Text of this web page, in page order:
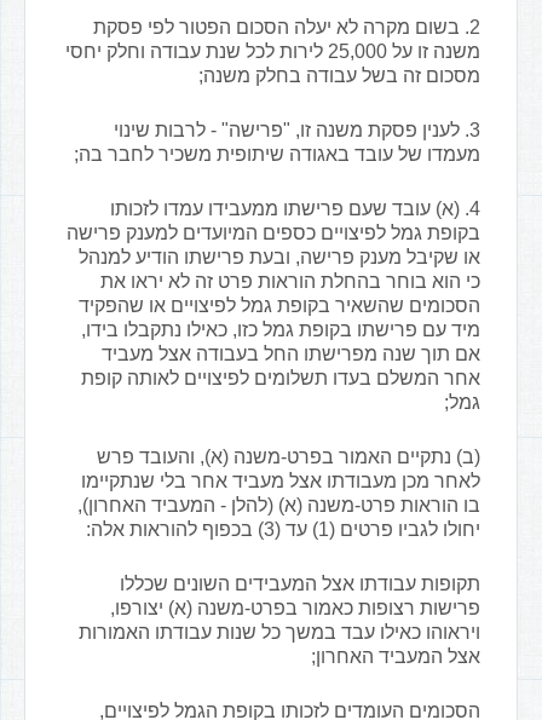
2. בשום מקרה לא יעלה הסכום הפטור לפי פסקת
משנה זו על 25,000 לירות לכל שנת עבודה וחלק יחסי
מסכום זה בשל עבודה בחלק משנה;
3. לענין פסקת משנה זו, "פרישה" - לרבות שינוי
מעמדו של עובד באגודה שיתופית משכיר לחבר בה;
4. (א) עובד שעם פרישתו ממעבידו עמדו לזכותו
בקופת גמל לפיצויים כספים המיועדים למענק פרישה
או שקיבל מענק פרישה, ובעת פרישתו הודיע למנהל
כי הוא בוחר בהחלת הוראות פרט זה לא יראו את
הסכומים שהשאיר בקופת גמל לפיצויים או שהפקיד
מיד עם פרישתו בקופת גמל כזו, כאילו נתקבלו בידו,
אם תוך שנה מפרישתו החל בעבודה אצל מעביד
אחר המשלם בעדו תשלומים לפיצויים לאותה קופת
גמל;
(ב) נתקיים האמור בפרט-משנה (א), והעובד פרש
לאחר מכן מעבודתו אצל מעביד אחר בלי שנתקיימו
בו הוראות פרט-משנה (א) (להלן - המעביד האחרון),
יחולו לגביו פרטים (1) עד (3) בכפוף להוראות אלה:
תקופות עבודתו אצל המעבידים השונים שכללו
פרישות רצופות כאמור בפרט-משנה (א) יצורפו,
ויראוהו כאילו עבד במשך כל שנות עבודתו האמורות
אצל המעביד האחרון;
הסכומים העומדים לזכותו בקופת הגמל לפיצויים,